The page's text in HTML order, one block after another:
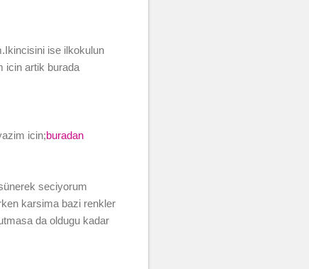
ise ilkokulun
icin artik burada
icin;buradan
seciyorum
karsima bazi renkler
da oldugu kadar